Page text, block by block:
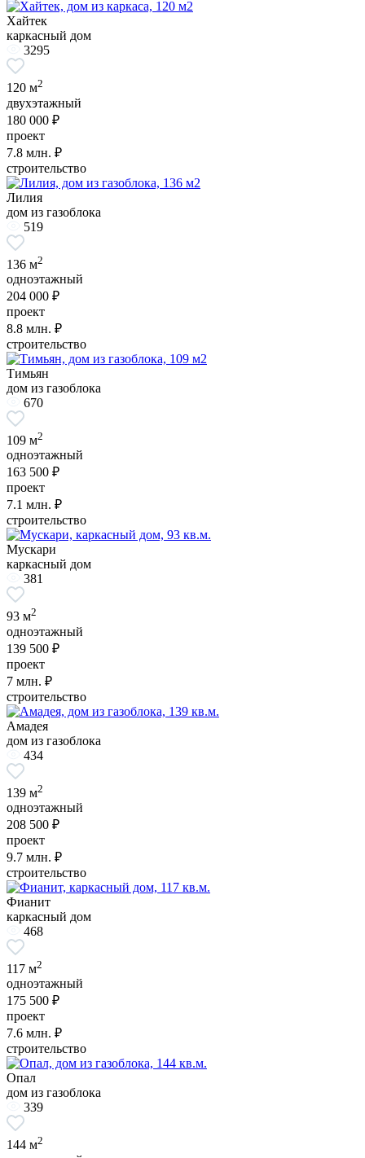
Хайтек
каркасный дом
3295
120 м2
двухэтажный
180 000 ₽
проект
7.8 млн. ₽
строительство
Лилия
дом из газоблока
519
136 м2
одноэтажный
204 000 ₽
проект
8.8 млн. ₽
строительство
Тимьян
дом из газоблока
670
109 м2
одноэтажный
163 500 ₽
проект
7.1 млн. ₽
строительство
Мускари
каркасный дом
381
93 м2
одноэтажный
139 500 ₽
проект
7 млн. ₽
строительство
Амадея
дом из газоблока
434
139 м2
одноэтажный
208 500 ₽
проект
9.7 млн. ₽
строительство
Фианит
каркасный дом
468
117 м2
одноэтажный
175 500 ₽
проект
7.6 млн. ₽
строительство
Опал
дом из газоблока
339
144 м2